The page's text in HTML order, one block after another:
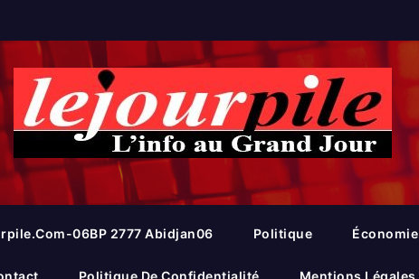
06BP 2777 Abidjan06 Politique Économie
Politique De Confidentialité Mentions Légales